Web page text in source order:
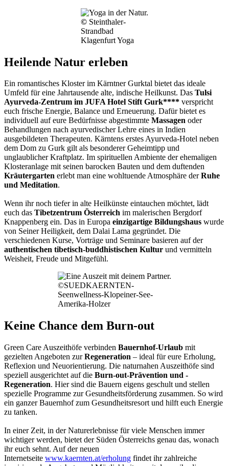
© Steinthaler-
Strandbad
Klagenfurt Yoga
Heilende Natur erleben
Ein romantisches Kloster im Kärntner Gurktal bietet das ideale
Umfeld für eine Jahrtausende alte, indische Heilkunst. Das Tulsi
Ayurveda-Zentrum im JUFA Hotel Stift Gurk**** verspricht
euch frische Energie, Balance und Erneuerung. Dafür bietet es
individuell auf eure Bedürfnisse abgestimmte Massagen oder
Behandlungen nach ayurvedischer Lehre eines in Indien
ausgebildeten Therapeuten. Kärntens erstes Ayurveda-Hotel neben
dem Dom zu Gurk gilt als besonderer Geheimtipp und
unglaublicher Kraftplatz. Im spirituellen Ambiente der ehemaligen
Klosteranlage mit seinen barocken Bauten und dem duftenden
Kräutergarten erlebt man eine wohltuende Atmosphäre derRuhe
und Meditation.
Wenn ihr noch tiefer in alte Heilkünste eintauchen möchtet, lädt
euch das Tibetzentrum Österreich im malerischen Bergdorf
Knappenberg ein. Das in Europa einzigartige Bildungshaus wurde
von Seiner Heiligkeit, dem Dalai Lama gegründet. Die
verschiedenen Kurse, Vorträge und Seminare basieren auf der
authentischen tibetisch-buddhistischen Kultur und vermitteln
Weisheit, Freude und Mitgefühl.
©SUEDKAERNTEN-
Seenwellness-Klopeiner-See-
Amerika-Holzer
Keine Chance dem Burn-out
Green Care Auszeithöfe verbinden Bauernhof-Urlaub mit
gezielten Angeboten zurRegeneration – ideal für eure Erholung,
Reflexion und Neuorientierung. Die naturnahen Auszeithöfe sind
speziell ausgerichtet auf die Burn-out-Prävention und -
Regeneration. Hier sind die Bauern eigens geschult und stellen
spezielle Programme zur Gesundheitsförderung zusammen. So wird
ein ganzer Bauernhof zum Gesundheitsresort und hilft euch Energie
zu tanken.
In einer Zeit, in der Naturerlebnisse für viele Menschen immer
wichtiger werden, bietet der Süden Österreichs genau das, wonach
ihr euch sehnt. Auf der neuen
Internetseite www.kaernten.at/erholung findet ihr zahlreiche